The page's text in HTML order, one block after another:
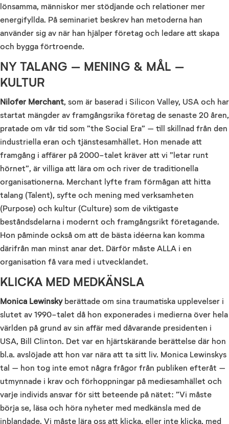
lönsamma, människor mer stödjande och relationer mer
energifyllda. På seminariet beskrev han metoderna han
använder sig av när han hjälper företag och ledare att skapa
och bygga förtroende.
NY TALANG – MENING & MÅL –
KULTUR
Nilofer Merchant , som är baserad i Silicon Valley, USA och har
startat mängder av framgångsrika företag de senaste 20 åren,
pratade om vår tid som ”the Social Era” – till skillnad från den
industriella eran och tjänstesamhället. Hon menade att
framgång i affärer på 2000-talet kräver att vi ”letar runt
hörnet”, är villiga att lära om och river de traditionella
organisationerna. Merchant lyfte fram förmågan att hitta
talang (Talent), syfte och mening med verksamheten
(Purpose) och kultur (Culture) som de viktigaste
beståndsdelarna i modernt och framgångsrikt företagande.
Hon påminde också om att de bästa idéerna kan komma
därifrån man minst anar det. Därför måste ALLA i en
organisation få vara med i utvecklandet.
KLICKA MED MEDKÄNSLA
Monica Lewinskyberättade om sina traumatiska upplevelser i
slutet av 1990-talet då hon exponerades i medierna över hela
världen på grund av sin affär med dåvarande presidenten i
USA, Bill Clinton. Det var en hjärtskärande berättelse där hon
bl.a. avslöjade att hon var nära att ta sitt liv. Monica Lewinskys
tal – hon tog inte emot några frågor från publiken efteråt –
utmynnade i krav och förhoppningar på mediesamhället och
varje individs ansvar för sitt beteende på nätet: ”Vi måste
börja se, läsa och höra nyheter med medkänsla med de
inblandade. Vi måste lära oss att klicka, eller inte klicka, med